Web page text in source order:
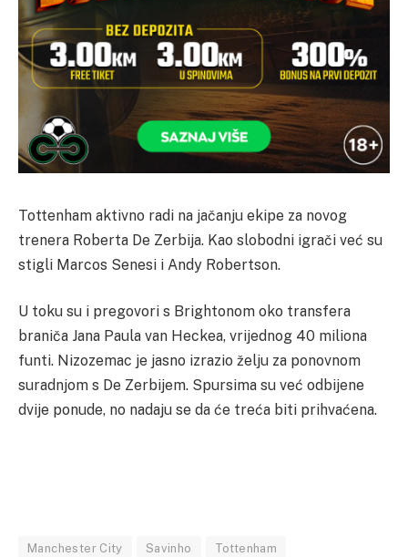
Tottenham aktivno radi na jačanju ekipe za novog
trenera Roberta De Zerbija. Kao slobodni igrači već su
stigli Marcos Senesi i Andy Robertson.
U toku su i pregovori s Brightonom oko transfera
braniča Jana Paula van Heckea, vrijednog 40 miliona
funti. Nizozemac je jasno izrazio želju za ponovnom
suradnjom s De Zerbijem. Spursima su već odbijene
dvije ponude, no nadaju se da će treća biti prihvaćena.
Manchester City Savinho Tottenham